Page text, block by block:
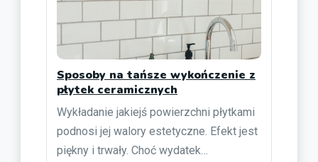
Sposoby na tańsze wykończenie z
płytek ceramicznych
Wykładanie jakiejś powierzchni płytkami
podnosi jej walory estetyczne. Efekt jest
piękny i trwały. Choć wydatek…